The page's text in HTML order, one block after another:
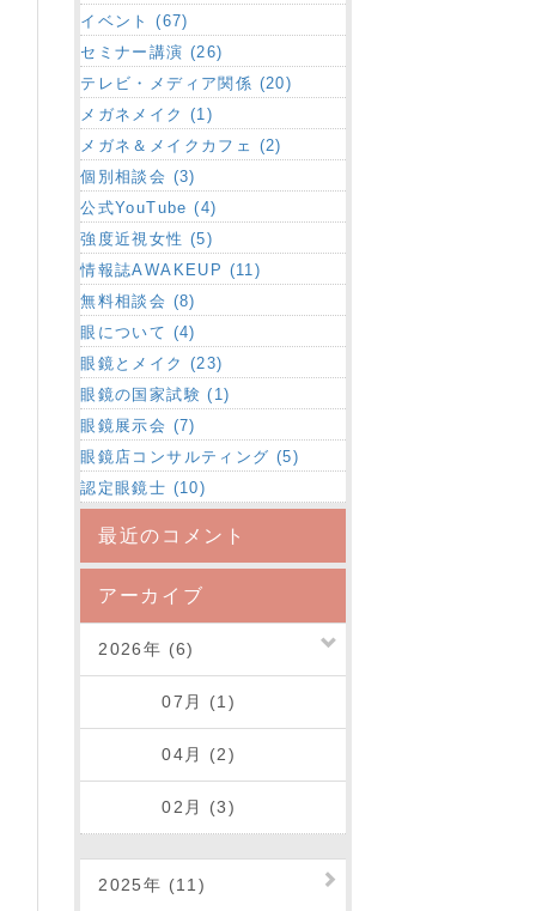
イベント (67)
セミナー講演 (26)
テレビ・メディア関係 (20)
メガネメイク (1)
メガネ＆メイクカフェ (2)
個別相談会 (3)
公式YouTube (4)
強度近視女性 (5)
情報誌AWAKEUP (11)
無料相談会 (8)
眼について (4)
眼鏡とメイク (23)
眼鏡の国家試験 (1)
眼鏡展示会 (7)
眼鏡店コンサルティング (5)
認定眼鏡士 (10)
最近のコメント
アーカイブ
2026年 (6)
07月 (1)
04月 (2)
02月 (3)
2025年 (11)